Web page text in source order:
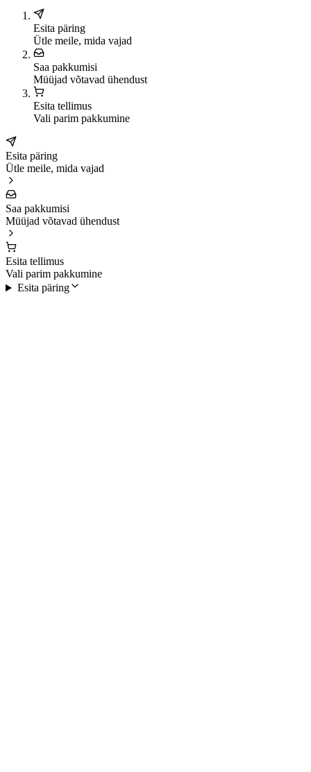
Esita päring
Ütle meile, mida vajad
Saa pakkumisi
Müüjad võtavad ühendust
Esita tellimus
Vali parim pakkumine
Esita päring
Ütle meile, mida vajad
Saa pakkumisi
Müüjad võtavad ühendust
Esita tellimus
Vali parim pakkumine
Esita päring